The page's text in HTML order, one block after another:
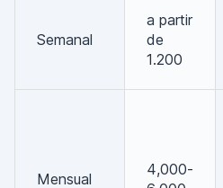
Semanal
a partir
de
1.200
Mensual
4,000-